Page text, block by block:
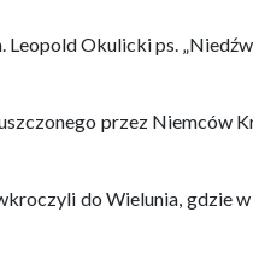
Leopold Okulicki ps.
przez Niemców
do Wielunia, gdzie